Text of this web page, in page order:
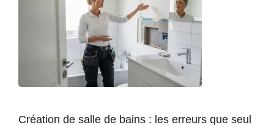
Création de salle de bains : les erreurs que seul